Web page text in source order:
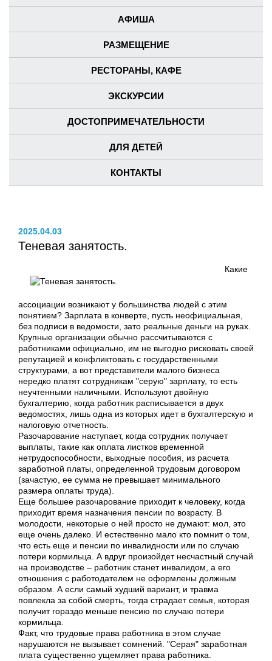
АФИША
РАЗМЕЩЕНИЕ
РЕСТОРАНЫ, КАФЕ
ЭКСКУРСИИ
ДОСТОПРИМЕЧАТЕЛЬНОСТИ
ДЛЯ ДЕТЕЙ
КОНТАКТЫ
2025.04.03
Теневая занятость.
Какие
ассоциации возникают у большинства людей с этим
понятием? Зарплата в конверте, пусть неофициальная,
без подписи в ведомости, зато реальные деньги на руках.
Крупные организации обычно рассчитываются с
работниками официально, им не выгодно рисковать своей
репутацией и конфликтовать с государственными
структурами, а вот представители малого бизнеса
нередко платят сотрудникам "серую" зарплату, то есть
неучтенными наличными. Используют двойную
бухгалтерию, когда работник расписывается в двух
ведомостях, лишь одна из которых идет в бухгалтерскую и
налоговую отчетность.
Разочарование наступает, когда сотрудник получает
выплаты, такие как оплата листков временной
нетрудоспособности, выходные пособия, из расчета
заработной платы, определенной трудовым договором
(зачастую, ее сумма не превышает минимального
размера оплаты труда).
Еще большее разочарование приходит к человеку, когда
приходит время назначения пенсии по возрасту. В
молодости, некоторые о ней просто не думают: мол, это
еще очень далеко. И естественно мало кто помнит о том,
что есть еще и пенсии по инвалидности или по случаю
потери кормильца. А вдруг произойдет несчастный случай
на производстве – работник станет инвалидом, а его
отношения с работодателем не оформлены должным
образом. А если самый худший вариант, и травма
повлекла за собой смерть, тогда страдает семья, которая
получит гораздо меньше пенсию по случаю потери
кормильца.
Факт, что трудовые права работника в этом случае
нарушаются не вызывает сомнений. "Серая" заработная
плата существенно ущемляет права работника.